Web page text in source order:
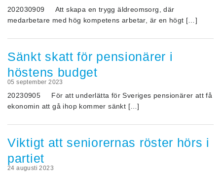
202030909 Att skapa en trygg äldreomsorg, där
medarbetare med hög kompetens arbetar, är en högt […]
Sänkt skatt för pensionärer i
höstens budget
05 september 2023
20230905 För att underlätta för Sveriges pensionärer att få
ekonomin att gå ihop kommer sänkt […]
Viktigt att seniorernas röster hörs i
partiet
24 augusti 2023